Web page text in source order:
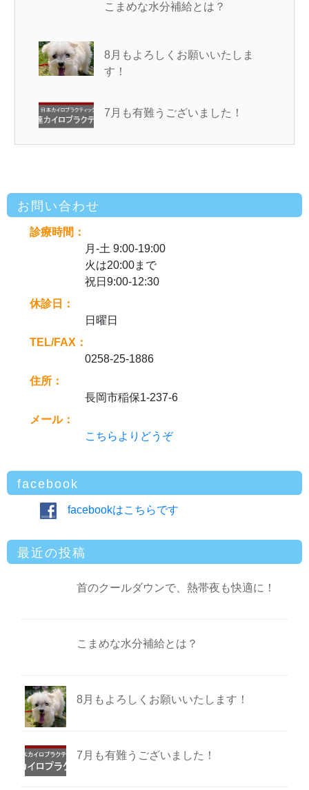
こまめな水分補給とは？
8月もよろしくお願いいたしま
す！
7月も有難うございました！
お問い合わせ
診療時間：
月-土 9:00-19:00
火は20:00まで
祝日9:00-12:30
休診日：
日曜日
TEL/FAX：
0258-25-1886
住所：
長岡市稲保1-237-6
メール：
こちらよりどうぞ
facebook
facebookはこちらです
最近の投稿
首のクールダウンで、熱帯夜も快適に！
こまめな水分補給とは？
8月もよろしくお願いいたします！
7月も有難うございました！